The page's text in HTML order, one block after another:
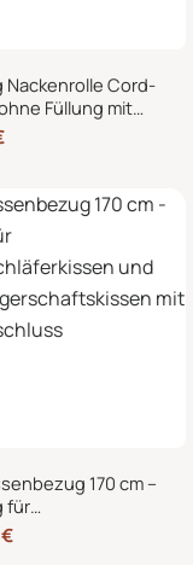
Nackenrolle Cord-
Füllung mit
40 x 15
für
170 cm –
für
und
€